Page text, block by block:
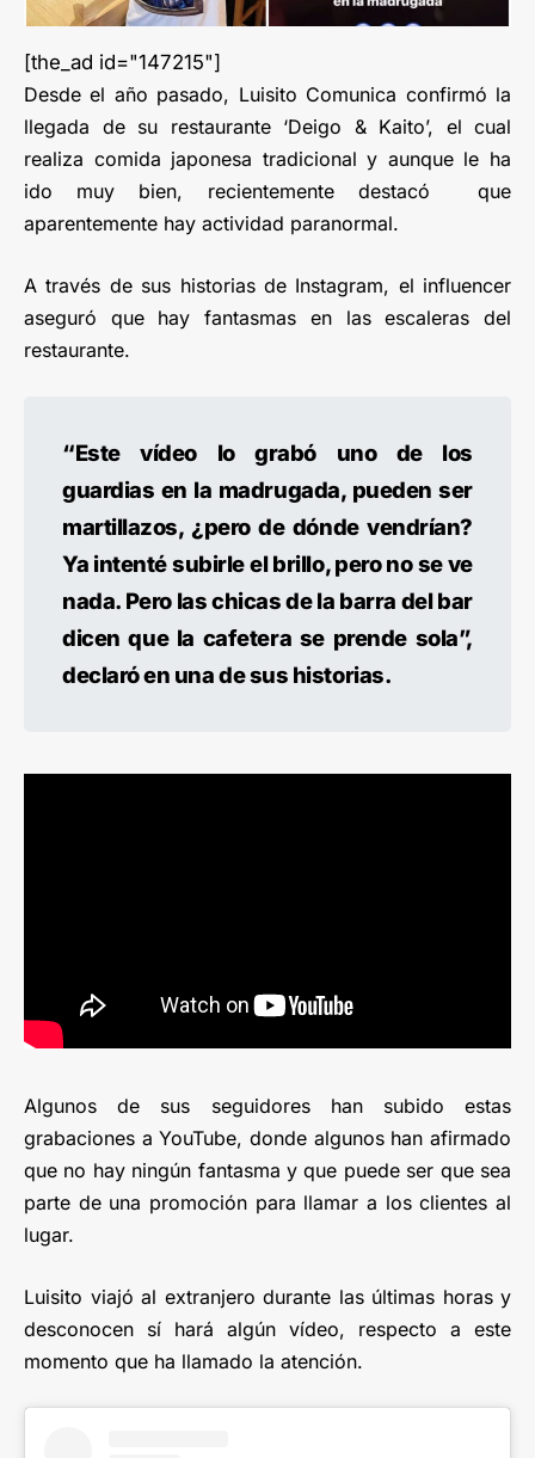
[the_ad id="147215"]
Desde el año pasado, Luisito Comunica confirmó la
llegada de su restaurante ‘Deigo & Kaito’, el cual
realiza comida japonesa tradicional y aunque le ha
ido muy bien, recientemente destacó
que
aparentemente hay actividad paranormal.
A través de sus historias de Instagram, el influencer
aseguró que hay fantasmas en las escaleras del
restaurante.
“Este vídeo lo grabó uno de los
guardias en la madrugada, pueden ser
martillazos, ¿pero de dónde vendrían?
Ya intenté subirle el brillo, pero no se ve
nada. Pero las chicas de la barra del bar
dicen que la cafetera se prende sola”,
declaró en una de sus historias.
Algunos de sus seguidores han subido estas
grabaciones a YouTube, donde algunos han afirmado
que no hay ningún fantasma y que puede ser que sea
parte de una promoción para llamar a los clientes al
lugar.
Luisito viajó al extranjero durante las últimas horas y
desconocen sí hará algún vídeo, respecto a este
momento que ha llamado la atención.